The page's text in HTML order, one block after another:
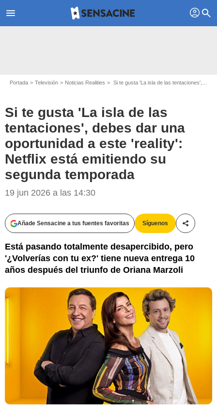
menu profil search
Portada Televisión Noticias Realities Si te gusta 'La isla de las tentaciones', debes dar una oportunidad a este 'reality': Netflix está emitiendo su segunda temporada
Si te gusta 'La isla de las
tentaciones', debes dar una
oportunidad a este 'reality':
Netflix está emitiendo su
segunda temporada
19 jun 2026 a las 14:30
Añade Sensacine a tus fuentes favoritas Síguenos
Está pasando totalmente desapercibido, pero
'¿Volverías con tu ex?' tiene nueva entrega 10
años después del triunfo de Oriana Marzoli
Netflix